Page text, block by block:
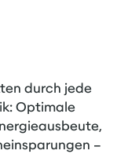
durch jede
Optimale
–